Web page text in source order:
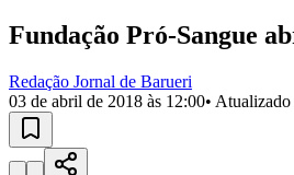
Educação
Selecione sua região
Aldeia Aldeia da Serra
Fundação Pró-Sangue
Redação Jornal de Barueri
03 de abril de 2018 às 12:00• Atualizado